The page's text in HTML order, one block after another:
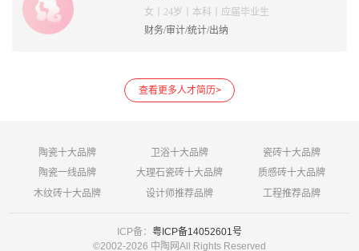
女丨24岁丨本科丨应届毕业生
财务/审计/统计/出纳
查看更多人才简历>
陶瓷十大品牌 卫浴十大品牌
瓷砖十大品牌
陶瓷一线品牌
大理石瓷砖十大品牌
质感砖十大品牌
木纹砖十大品牌
设计师推荐品牌 工程推荐品牌
ICP备： 粤ICP备14052601号
©2002-2026 中陶网All Rights Reserved